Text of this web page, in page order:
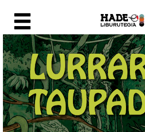
Fiche de Nouveaux